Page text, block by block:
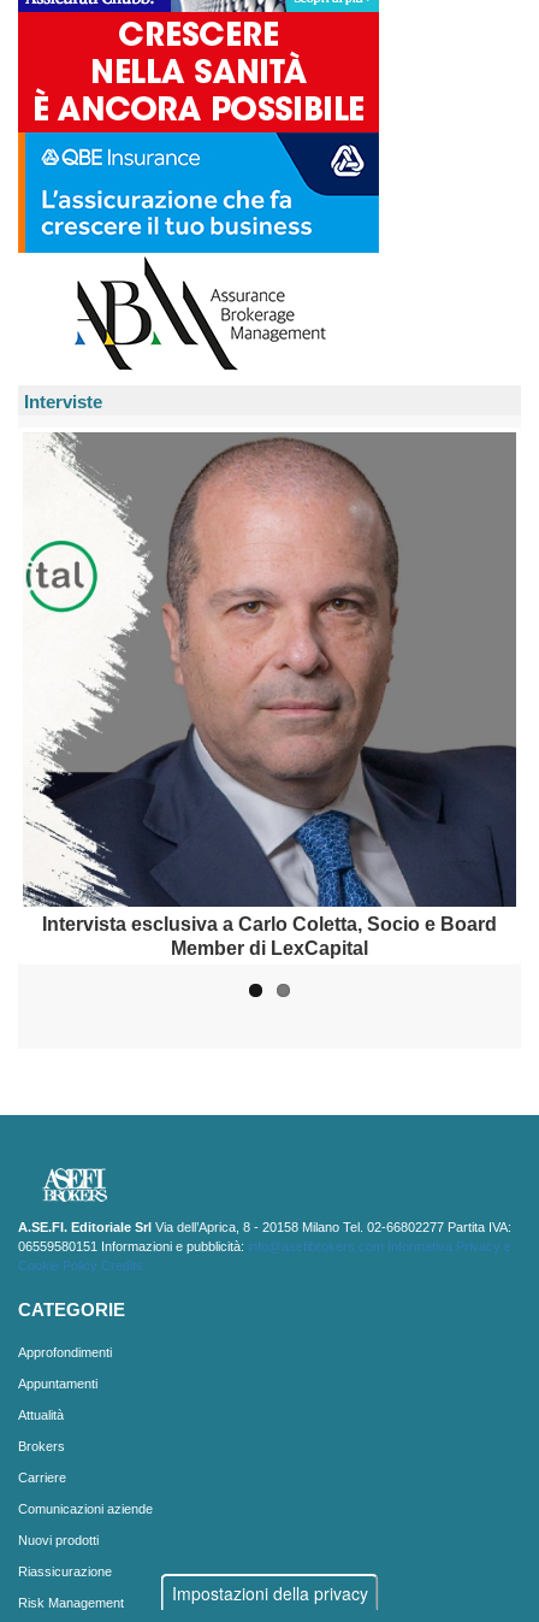
Interviste
Intervista esclusiva a Carlo Coletta, Socio e Board
Member di LexCapital
Intervista a Daniele Dolci, Partner di SABSEG Broker
A.SE.FI. Editoriale Srl Via dell’Aprica, 8 - 20158 Milano Tel. 02-66802277 Partita IVA:
06559580151 Informazioni e pubblicità: info@asefibrokers.com
Informativa Privacy e
Cookie Policy Credits
CATEGORIE
Approfondimenti
Appuntamenti
Attualità
Brokers
Carriere
Comunicazioni aziende
Nuovi prodotti
Riassicurazione
Risk Management
Impostazioni della privacy